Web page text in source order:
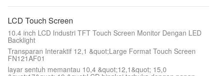
LCD Touch Screen
10.4 inch LCD Industri TFT Touch Screen Monitor Dengan LED
Backlight
Transparan Interaktif 12,1 &quot;Large Format Touch Screen
FN121AF01
layar sentuh memantau 10,4 &quot;12,1&quot; 15,0